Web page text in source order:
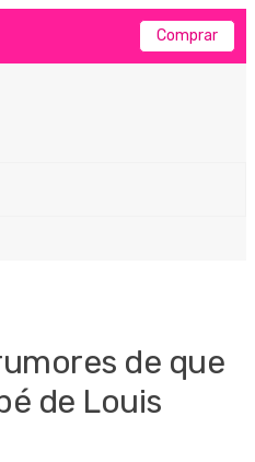
Comprar
de que
de Louis